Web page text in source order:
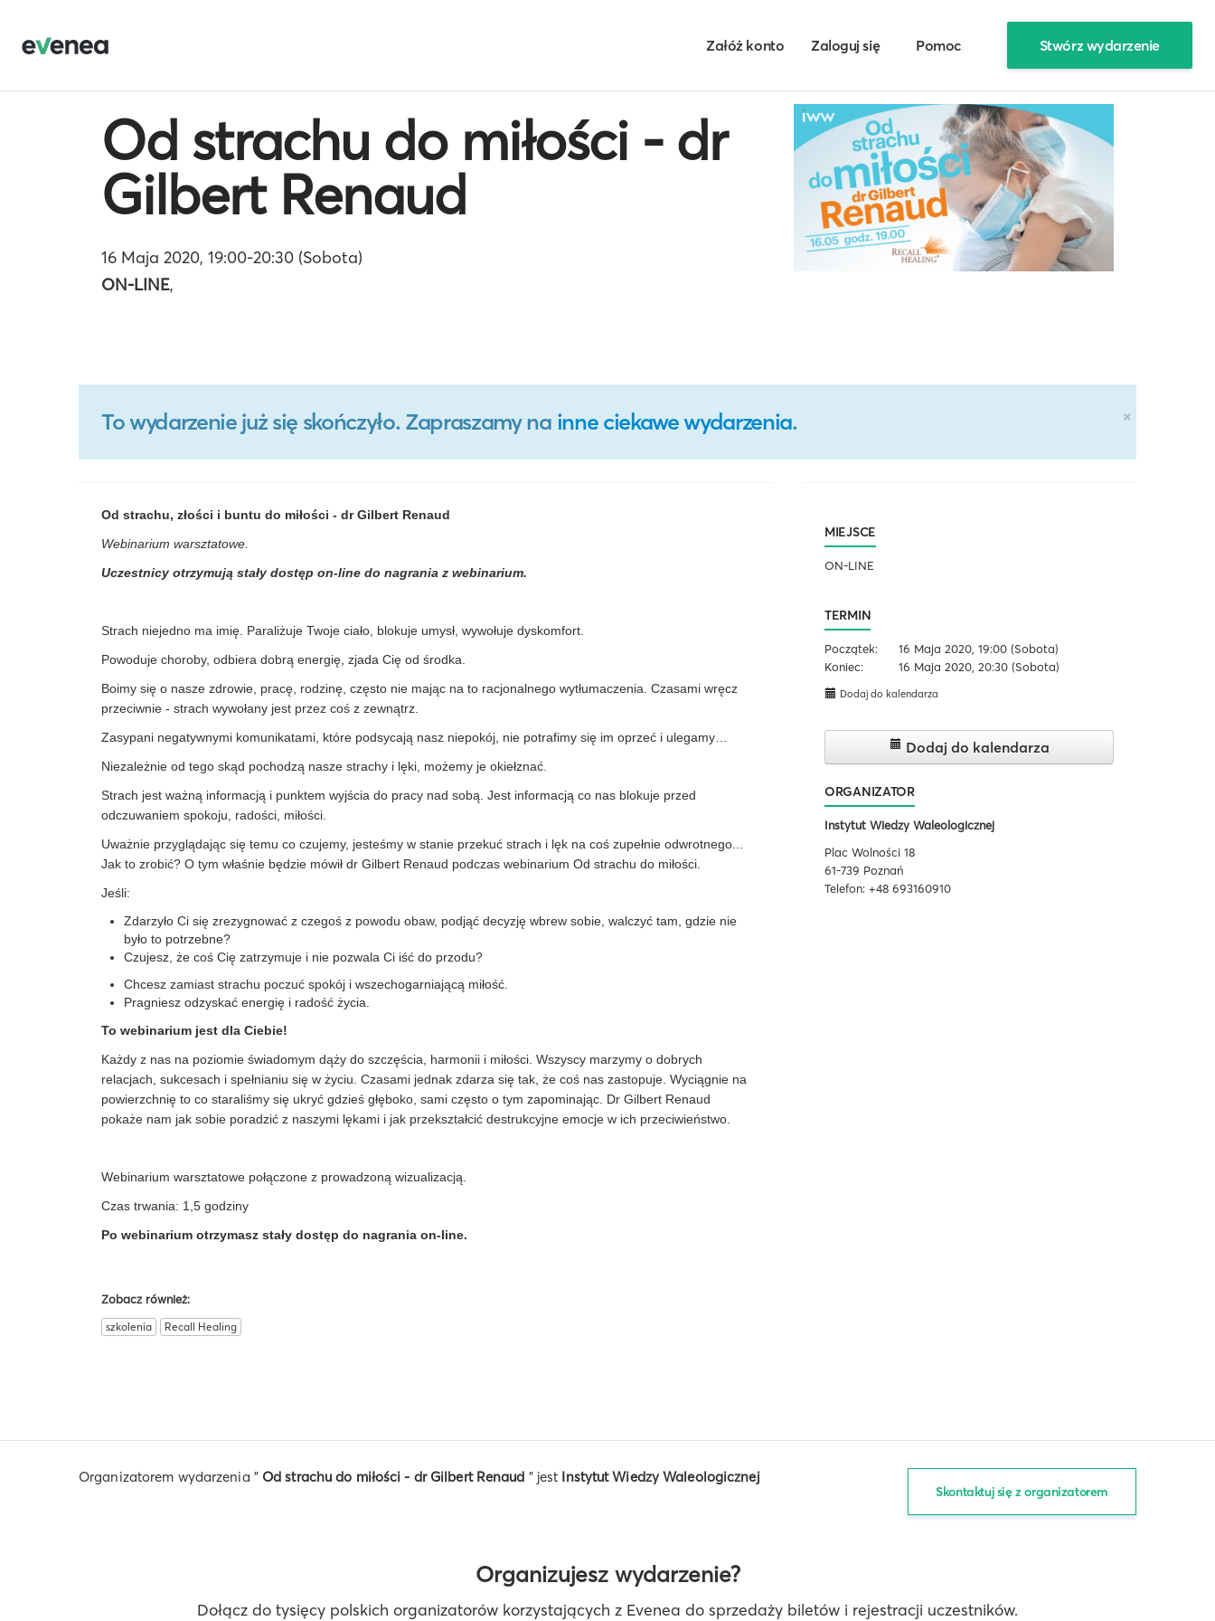
Załóż konto Zaloguj się Pomoc Stwórz wydarzenie
Od strachu do miłości - dr
Gilbert Renaud
16 Maja 2020, 19:00-20:30 (Sobota)
ON-LINE,
×
To wydarzenie już się skończyło. Zapraszamy na inne ciekawe wydarzenia.
Od strachu, złości i buntu do miłości - dr Gilbert Renaud
Webinarium warsztatowe.
Uczestnicy otrzymują stały dostęp on-line do nagrania z webinarium.
Strach niejedno ma imię. Paraliżuje Twoje ciało, blokuje umysł, wywołuje dyskomfort.
Powoduje choroby, odbiera dobrą energię, zjada Cię od środka.
Boimy się o nasze zdrowie, pracę, rodzinę, często nie mając na to racjonalnego wytłumaczenia. Czasami wręcz
przeciwnie - strach wywołany jest przez coś z zewnątrz.
Zasypani negatywnymi komunikatami, które podsycają nasz niepokój, nie potrafimy się im oprzeć i ulegamy…
Niezależnie od tego skąd pochodzą nasze strachy i lęki, możemy je okiełznać.
Strach jest ważną informacją i punktem wyjścia do pracy nad sobą. Jest informacją co nas blokuje przed
odczuwaniem spokoju, radości, miłości.
Uważnie przyglądając się temu co czujemy, jesteśmy w stanie przekuć strach i lęk na coś zupełnie odwrotnego...
Jak to zrobić? O tym właśnie będzie mówił dr Gilbert Renaud podczas webinarium Od strachu do miłości.
Jeśli:
Zdarzyło Ci się zrezygnować z czegoś z powodu obaw, podjąć decyzję wbrew sobie, walczyć tam, gdzie nie
było to potrzebne?
Czujesz, że coś Cię zatrzymuje i nie pozwala Ci iść do przodu?
Chcesz zamiast strachu poczuć spokój i wszechogarniającą miłość.
Pragniesz odzyskać energię i radość życia.
To webinarium jest dla Ciebie!
Każdy z nas na poziomie świadomym dąży do szczęścia, harmonii i miłości. Wszyscy marzymy o dobrych
relacjach, sukcesach i spełnianiu się w życiu. Czasami jednak zdarza się tak, że coś nas zastopuje. Wyciągnie na
powierzchnię to co staraliśmy się ukryć gdzieś głęboko, sami często o tym zapominając. Dr Gilbert Renaud
pokaże nam jak sobie poradzić z naszymi lękami i jak przekształcić destrukcyjne emocje w ich przeciwieństwo.
Webinarium warsztatowe połączone z prowadzoną wizualizacją.
Czas trwania: 1,5 godziny
Po webinarium otrzymasz stały dostęp do nagrania on-line.
Zobacz również:
szkolenia Recall Healing
MIEJSCE
ON-LINE
TERMIN
Początek: 16 Maja 2020, 19:00 (Sobota)
Koniec:
16 Maja 2020, 20:30 (Sobota)
Dodaj do kalendarza
Dodaj do kalendarza
ORGANIZATOR
Instytut Wiedzy Waleologicznej
Plac Wolności 18
61-739 Poznań
Telefon: +48 693160910
Organizatorem wydarzenia " Od strachu do miłości - dr Gilbert Renaud " jest Instytut Wiedzy Waleologicznej
Skontaktuj się z organizatorem
Organizujesz wydarzenie?
Dołącz do tysięcy polskich organizatorów korzystających z Evenea do sprzedaży biletów i rejestracji uczestników.